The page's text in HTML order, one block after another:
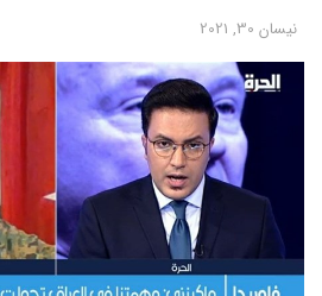
نیسان 30, 2021